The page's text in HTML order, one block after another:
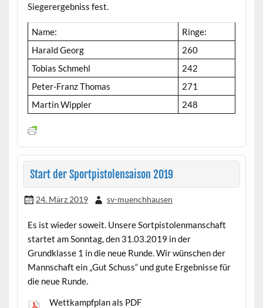
Siegerergebniss fest.
Name:
Ringe:
Harald Georg
260
Tobias Schmehl
242
Peter-Franz Thomas
271
Martin Wippler
248
Start der Sportpistolensaison 2019
24. März 2019 sv-muenchhausen
Es ist wieder soweit. Unsere Sortpistolenmanschaft
startet am Sonntag, den 31.03.2019 in der
Grundklasse 1 in die neue Runde. Wir wünschen der
Mannschaft ein „Gut Schuss“ und gute Ergebnisse für
die neue Runde.
Wettkampfplan als PDF